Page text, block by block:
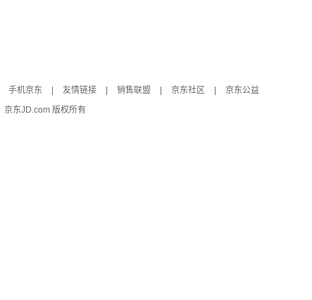
手机京东 友情链接 销售联盟 京东社区
京东公益
京东JD.com 版权所有